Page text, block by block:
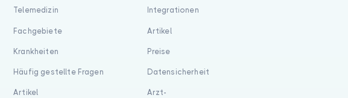
Telemedizin
Fachgebiete
Krankheiten
Häufig gestellte Fragen
Artikel
Integrationen
Artikel
Preise
Datensicherheit
Arzt-